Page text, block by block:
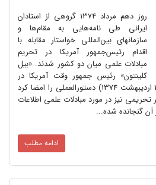
روز دهم مرداد 1374 گروهی از استادان
ایرانی طی نامه‌هایی به مقام‌ها و
سازمانهای بین‌المللی خواستار مقابله با
اقدام رئیس‌جمهور آمریکا در تحریم
مبادلات علمی میان دو کشور شدند. «بیل
کلینتون» رئیس جمهور وقت آمریکا در
تاریخ ششم ماه می 1995 (16 اردیبهشت 1374) دستورالعملی را امضا کرد
نیز در مورد مبادلات علمی اطلاعات
گنجانده شده...
ادامه مطلب